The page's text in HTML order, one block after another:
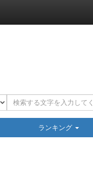
ランキング